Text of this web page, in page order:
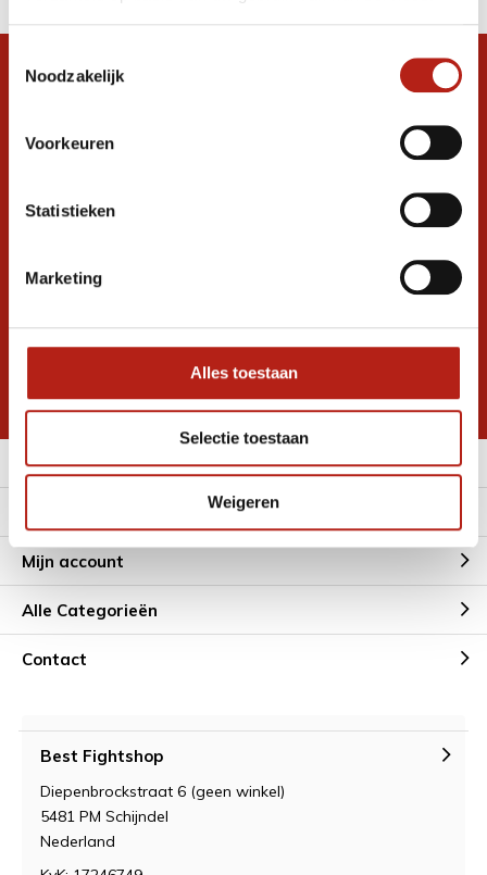
Noodzakelijk
Voorkeuren
Statistieken
Marketing
Alles toestaan
Selectie toestaan
Weigeren
Snel antwoord op je vraag?
graag verder. 24/7
Ontvang de nieuwste aanbiedingen en
Inschrijven voor
* Lees hier de wettelijke beperkingen
Meer informatie
Mijn account
Alle Categorieën
Contact
Best Fightshop
Diepenbrockstraat 6 (geen winkel)
5481 PM Schijndel
Nederland